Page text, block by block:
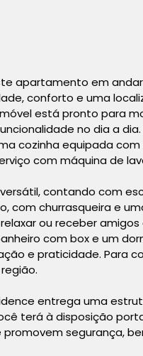
apartamento em
conforto e uma
está pronto para
no dia a
cozinha equipada
com máquina de
contando com
com churrasqueira e
ou receber
com box e um
e praticidade. Para
entrega uma
terá à disposição
segurança,